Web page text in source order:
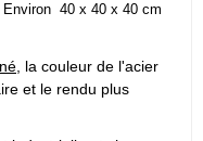
40 x 40 x 40 cm
, la couleur de l'acier
et le rendu plus